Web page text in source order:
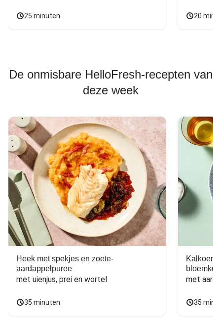
25 minuten 20
De onmisbare HelloFresh-recepten van
deze week
Heek met spekjes en zoete-
aardappelpuree
met uienjus, prei en wortel
35 minuten
Kalkoen
met
35